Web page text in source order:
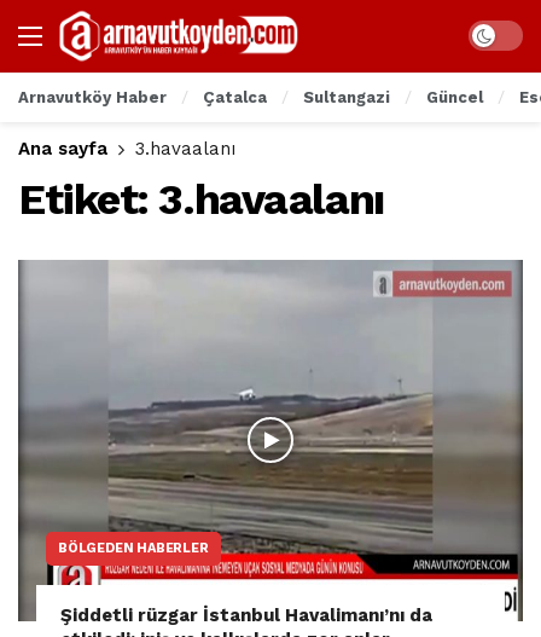
Arnavutköy Haber Çatalca Sultangazi Güncel
Ana sayfa 3.havaalanı
Etiket:3.havaalanı
BÖLGEDEN HABERLER
Şiddetli rüzgar İstanbul Havalimanı’nı da